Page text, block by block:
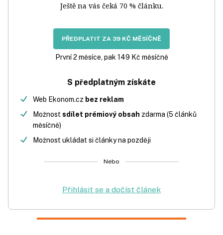
Ještě na vás čeká 70 % článku.
PŘEDPLATIT ZA 39 KČ MĚSÍČNĚ
První 2 měsíce, pak 149 Kč měsíčně
S předplatným získáte
Web Ekonom.cz bez reklam
Možnost sdílet prémiový obsah zdarma (5 článků
měsíčně)
Možnost ukládat si články na později
Nebo
Přihlásit se a dočíst článek